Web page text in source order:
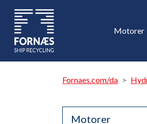
Motorer
Fornaes.com/da
Motorer